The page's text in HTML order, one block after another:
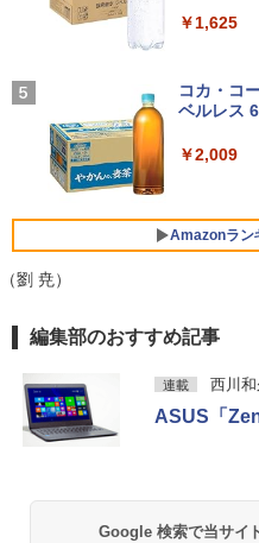
￥14,555
4
レビュ
ws11
代 メモ
PC オフ
応】
ソコン
2GB 新
￥29,800
可能｜
デスク
e付き
スクト
ム 本体
【中古
ングセ
eスポー
￥65,980
非光沢
レイ パ
イリス
5
自立ス
質 デュ
タブル
【 限定
羽生結
￥2,750
付き 防水
￥1,964
Xiaomi シ
￥3,480
￥250
￥1,625
コカ・コ
ベルレス
￥2,009
Amazonラン
薬屋のひ
ンガンコ
￥770
エース)
（劉 尭）
編集部のおすすめ記事
連載 西川
ASUS「
Google 検索で当サイ